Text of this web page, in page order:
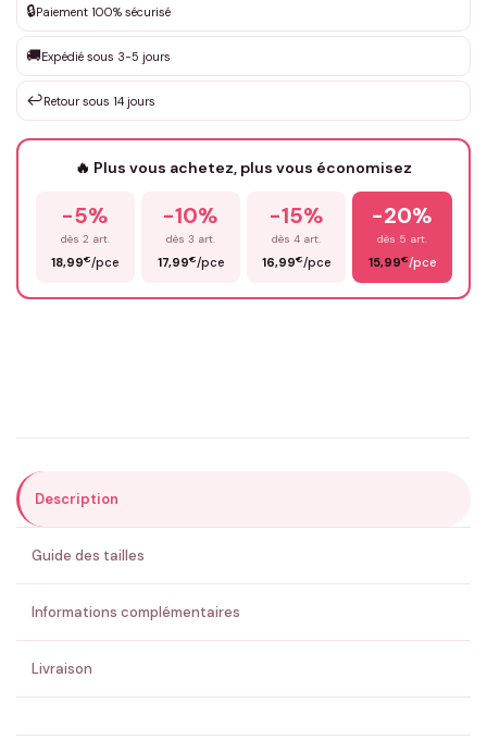
Que souhaitez-vous ?*
Votre texte / idée*
Prénom*
ENVOYER MA DEMANDE ✨
💚 Retour sous 24-48h🇫🇷 Flocage en France✅ Validation avant fabrication
🔒Paiement 100% sécurisé
🚚Expédié sous 3-5 jours
↩️Retour sous 14 jours
🔥 Plus vous achetez, plus vous économisez
-5%
dès 2 art.
18,99€/pce
-10%
dès 3 art.
17,99€/pce
-15%
dès 4 art.
16,99€/pce
-20%
dès 5 art.
15,99€/pce
Description
Guide des tailles
Informations complémentaires
Livraison